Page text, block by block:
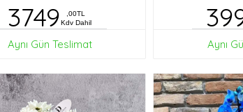
3749
,00TL
Kdv Dahil
Aynı Gün Teslimat Aynı